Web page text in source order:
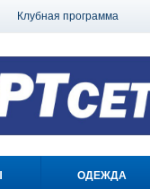
Клубная программа
ОДЕЖДА